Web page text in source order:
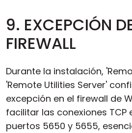
9. EXCEPCIÓN
FIREWALL
Durante la instalación,
'Remote Utilities Server'
excepción en el firewall de
facilitar las conexiones TCP
puertos 5650 y 5655,